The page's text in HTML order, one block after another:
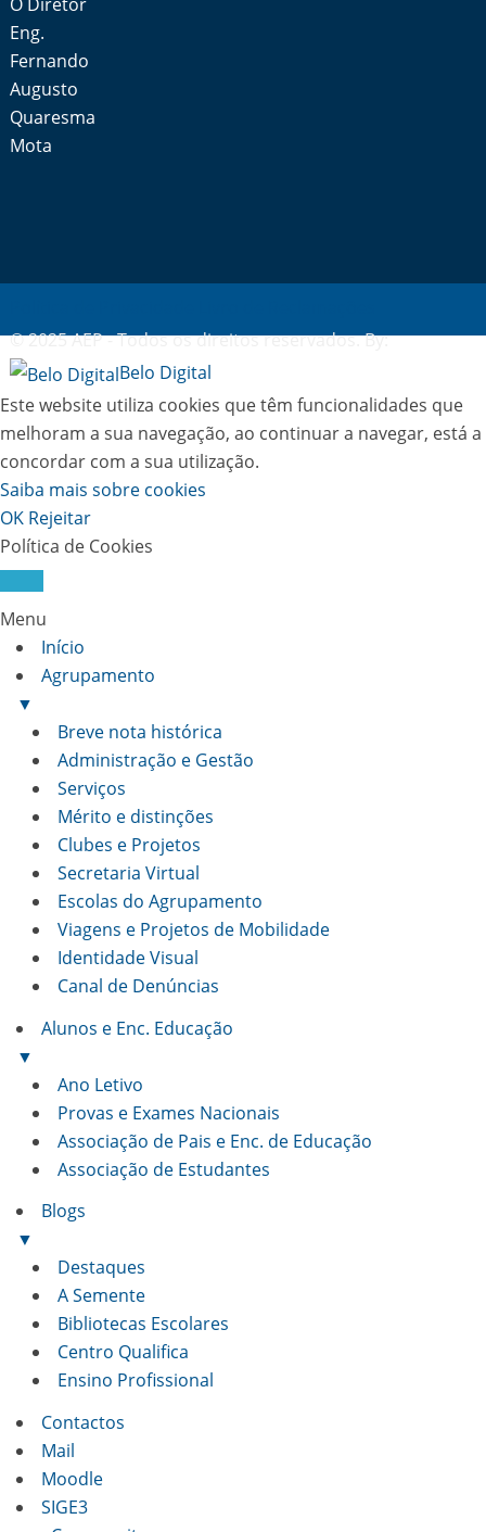
Eng.
Fernando
Augusto
Quaresma
Mota
© 2025 AEP - Todos os direitos reservados. By:
Belo Digital
Este website utiliza cookies que têm funcionalidades que
melhoram a sua navegação, ao continuar a navegar, está a
concordar com a sua utilização.
Saiba mais sobre cookies
OK Rejeitar
Política de Cookies
Menu
Início
Agrupamento
▼
Breve nota histórica
Administração e Gestão
Serviços
Mérito e distinções
Clubes e Projetos
Secretaria Virtual
Escolas do Agrupamento
Viagens e Projetos de Mobilidade
Identidade Visual
Canal de Denúncias
Alunos e Enc. Educação
▼
Ano Letivo
Provas e Exames Nacionais
Associação de Pais e Enc. de Educação
Associação de Estudantes
Blogs
▼
Destaques
A Semente
Bibliotecas Escolares
Centro Qualifica
Ensino Profissional
Contactos
Mail
Moodle
SIGE3